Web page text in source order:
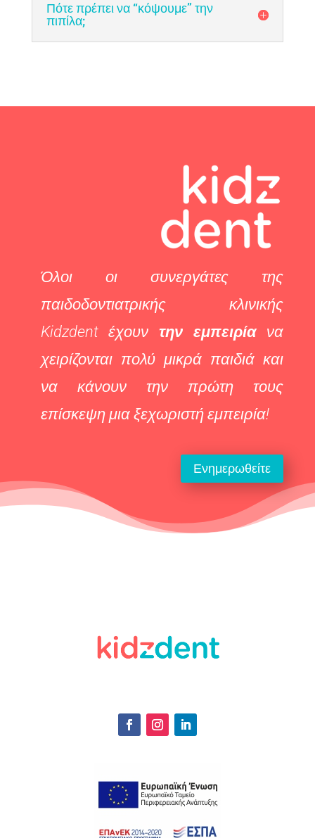
Πότε πρέπει να “κόψουμε” την
πιπίλα;
Όλοι οι συνεργάτες της
παιδοδοντιατρικής κλινικής
Kidzdent έχουν την εμπειρίανα
χειρίζονται πολύ μικρά παιδιά και
να κάνουν την πρώτη τους
επίσκεψη μια ξεχωριστή εμπειρία!
Ενημερωθείτε